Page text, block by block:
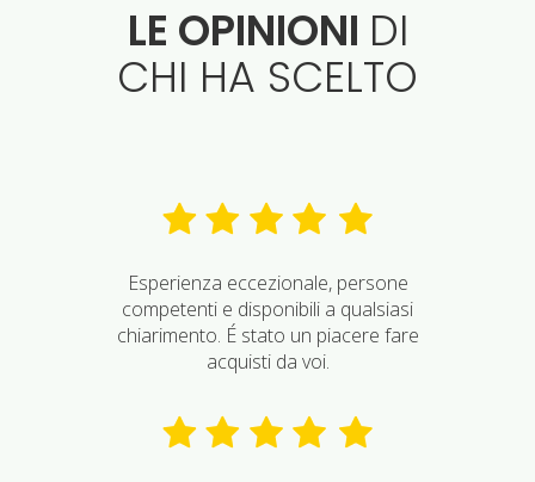
LE OPINIONI DI
CHI HA SCELTO
Esperienza eccezionale, persone
competenti e disponibili a qualsiasi
chiarimento. É stato un piacere fare
acquisti da voi.